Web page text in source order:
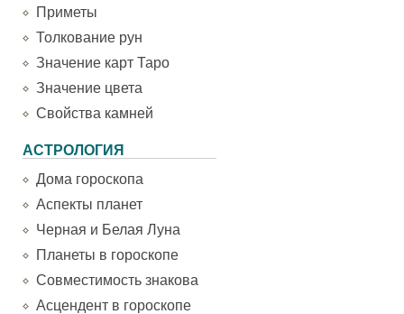
Приметы
Толкование рун
Значение карт Таро
Значение цвета
Свойства камней
АСТРОЛОГИЯ
Дома гороскопа
Аспекты планет
Черная и Белая Луна
Планеты в гороскопе
Совместимость знакова
Асцендент в гороскопе